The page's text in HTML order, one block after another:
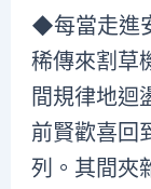
◆每當走進
稀傳來割草
間規律地迴
前賢歡喜回
列。其間夾